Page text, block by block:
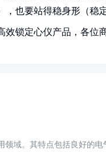
也要站得稳身形（稳
锁定心仪产品，各位
领域。其特点包括良好的